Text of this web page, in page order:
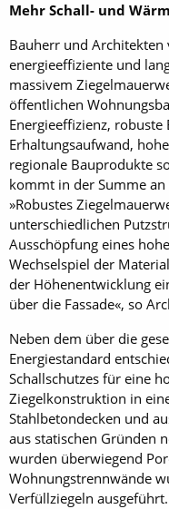
Mehr Schall- und
Bauherr und Architekten
energieeffiziente und
massivem
öffentlichen
Energieeffizienz, robuste
Erhaltungsaufwand,
regionale Bauprodukte
kommt in der Summe
»Robustes
unterschiedlichen
Ausschöpfung eines
Wechselspiel der
der Höhenentwicklung
über die Fassade«, so
Neben dem über die
Energiestandard
Schallschutzes für eine
Ziegelkonstruktion in
Stahlbetondecken und
aus statischen Gründen
wurden überwiegend
Wohnungstrennwände
Verfüllziegeln ausgeführt.